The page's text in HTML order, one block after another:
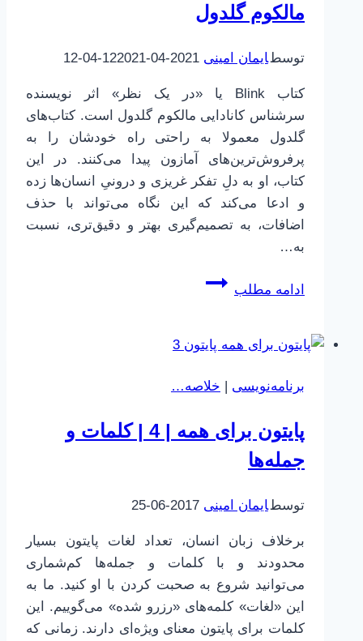
با
یانگ
مالکوم گلدول
توسطایمان امینی 2021-04-12
2021-04-12
کتاب ‌Blink یا «در یک نظر» اثر نویسنده
سرشناس کانادایی مالکوم گلدول است. کتاب‌های
گلدول معمولا به راحتی راه خودشان را به
پرفروش‌ترین‌های آمازون پیدا می‌کنند. در این
کتاب، او به دلِ تفکر غریزی و درونیِ انسان‌ها زده
و ادعا می‌کند که این نگاه می‌تواند با حذف
اضافات، به تصمیم‌گیری بهتر و دقیق‌تری، نسبت
به…
ادامه مطلب
خلاصه
یک
اثر
گلدول
برنامه‌نویسی | خلاصه…
پایتون برای همه | 4 | کلمات و
جمله‌ها
توسطایمان امینی 2017-06-25
برخلاف زبان انسان، تعداد لغات پایتون بسیار
محدودند و با کلمات و جمله‌ها کم‌شماری
می‌توانید شروع به صحبت کردن با او کنید. ما به
این «لغات» کلمه‌های «رزرو شده» می‌گوییم. این
کلمات برای پایتون معنای ویژه‌ای دارند. زمانی که